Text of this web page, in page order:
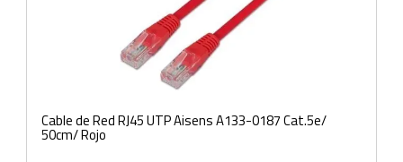
Cable de Red RJ45 UTP Aisens A133-0187 Cat.5e/
50cm/ Rojo